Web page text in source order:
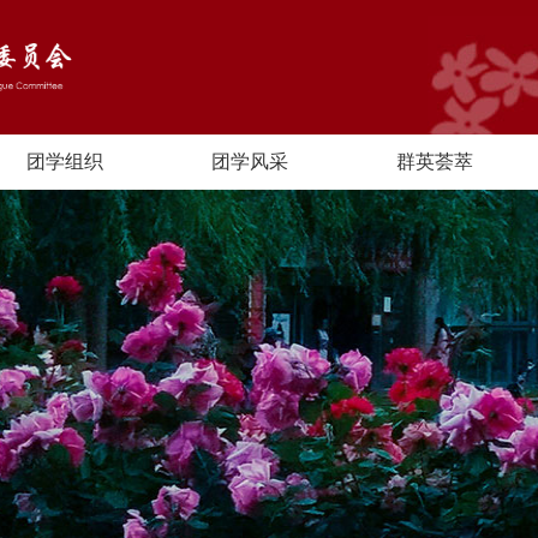
团学组织 团学风采 群英荟萃